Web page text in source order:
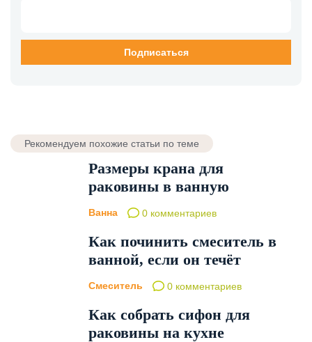
Рекомендуем похожие статьи по теме
Размеры крана для
раковины в ванную
Ванна 0 комментариев
Как починить смеситель в
ванной, если он течёт
Смеситель 0 комментариев
Как собрать сифон для
раковины на кухне